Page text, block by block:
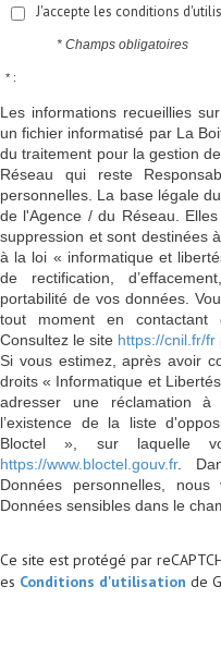
J'accepte les conditions
* Champs obligatoires
* :
Les informations recueillies
un fichier informatisé par La
du traitement pour la gestion
Réseau qui reste
personnelles. La base légale
de l'Agence / du Réseau.
suppression et sont destinées
à la loi « informatique et
de rectification,
portabilité de vos données.
tout moment en contactant
Consultez le site https://cnil.fr/fr
Si vous estimez, après avoir
droits « Informatique et
adresser une réclamation
l’existence de la liste
Bloctel », sur laquelle
https://www.bloctel.gouv.fr.
Données personnelles,
Données sensibles dans le
Ce site est protégé par
es Conditions d'utilisation de